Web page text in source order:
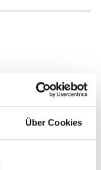
Über Cookies